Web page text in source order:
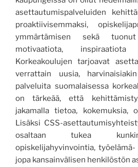
asettautumispalveluiden
proaktiivisemmaksi,
ymmärtämisen sekä
motivaatiota,
Korkeakoulujen tarjoavat
verrattain uusia,
palveluita suomalaisessa
on tärkeää, että
jakamalla tietoa, kokemuksia,
Lisäksi CSS-
osaltaan tukea
opiskelijahyvinvointia,
jopa kansainvälisen henkilöstön